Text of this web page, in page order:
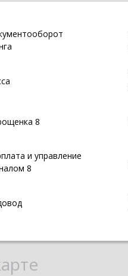
8
и управление
8